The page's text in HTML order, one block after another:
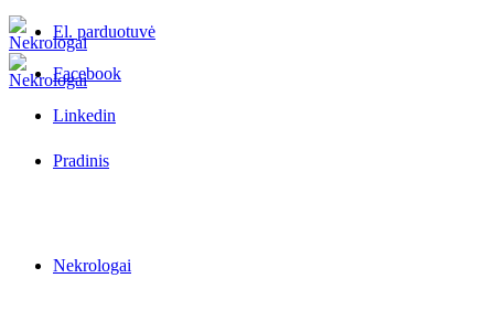
El. parduotuvė
Facebook
Linkedin
Pradinis
Nekrologai